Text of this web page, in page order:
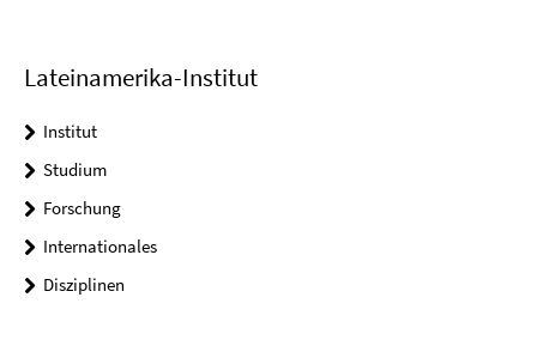
Lateinamerika-Institut
Institut
Studium
Forschung
Internationales
Disziplinen